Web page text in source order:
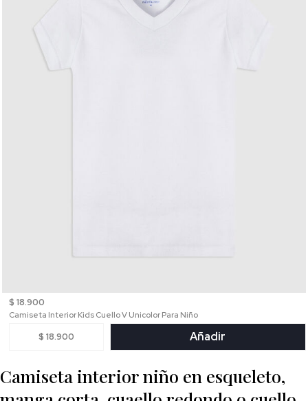
$ 18.900
Camiseta Interior Kids Cuello V Unicolor Para Niño
$ 18.900 Añadir
Camiseta interior niño en esqueleto,